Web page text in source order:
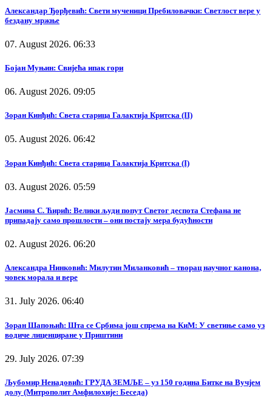
Александар Ђорђевић: Свети мученици Пребиловачки: Светлост вере у
бездану мржње
07. August 2026. 06:33
Бојан Муњин: Свијећа ипак гори
06. August 2026. 09:05
Зоран Кинђић: Света старица Галактија Критска (II)
05. August 2026. 06:42
Зоран Кинђић: Света старица Галактија Критска (I)
03. August 2026. 05:59
Јасмина С. Ћирић: Велики људи попут Светог деспота Стефана не
припадају само прошлости – они постају мера будућности
02. August 2026. 06:20
Александра Нинковић: Милутин Миланковић – творац научног канона,
човек морала и вере
31. July 2026. 06:40
Зоран Шапоњић: Шта се Србима још спрема на КиМ: У светиње само уз
водиче лиценциране у Приштини
29. July 2026. 07:39
Љубомир Ненадовић: ГРУДА ЗЕМЉЕ – уз 150 година Битке на Вучјем
долу (Митрополит Амфилохије: Беседа)